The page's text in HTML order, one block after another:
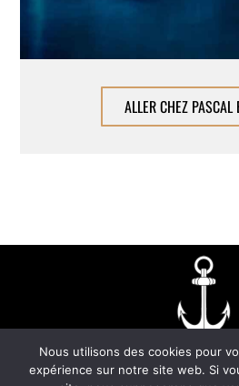
ALLER CHEZ PASCAL
Nous utilisons des cookies pour
expérience sur notre site web. Si